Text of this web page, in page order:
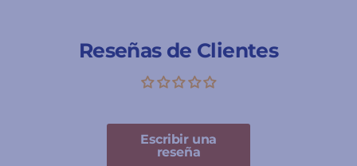
Reseñas de Clientes
Escribir una
reseña